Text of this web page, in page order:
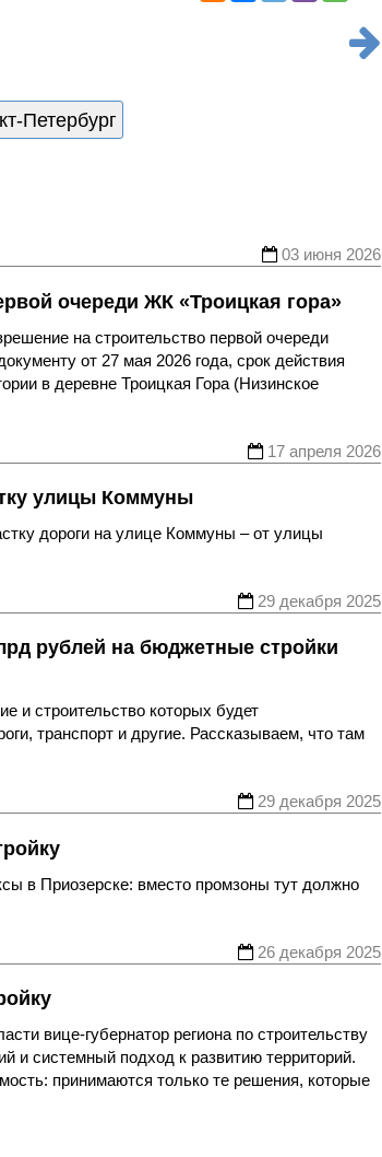
Петербург
03 июня 2026
очереди ЖК «Троицкая гора»
на строительство первой очереди
от 27 мая 2026 года, срок действия
в деревне Троицкая Гора (Низинское
17 апреля 2026
улицы Коммуны
дороги на улице Коммуны – от улицы
29 декабря 2025
рублей на бюджетные стройки
и строительство которых будет
транспорт и другие. Рассказываем, что там
29 декабря 2025
в Приозерске: вместо промзоны тут должно
26 декабря 2025
вице-губернатор региона по строительству
и системный подход к развитию территорий.
принимаются только те решения, которые